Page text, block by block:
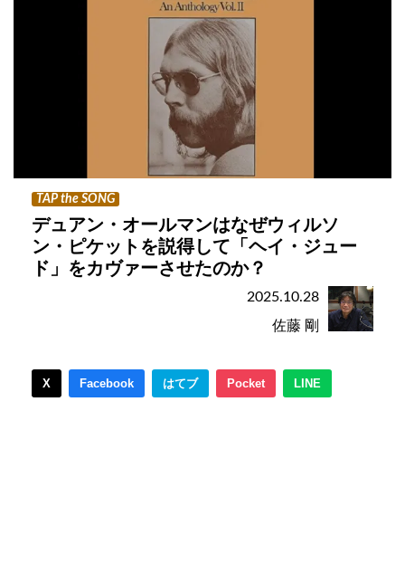
TAP the SONG
デュアン・オールマンはなぜウィルソ
ン・ピケットを説得して「ヘイ・ジュー
ド」をカヴァーさせたのか？
2025.10.28
佐藤 剛
X Facebook はてブ Pocket LINE